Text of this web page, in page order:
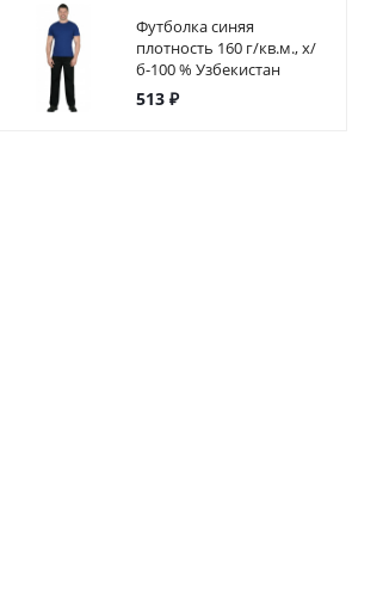
Футболка синяя
плотность 160 г/кв.м., х/
б-100 % Узбекистан
513 ₽